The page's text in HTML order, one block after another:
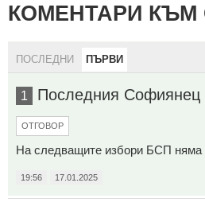
КОМЕНТАРИ КЪМ
ПОСЛЕДНИ ПЪРВИ
1 Последния Софиянец
ОТГОВОР
На следващите избори БСП няма
19:56 17.01.2025